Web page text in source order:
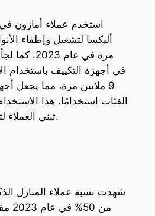
استخدم عملاء أمازون
مرة في عام
في أجهزة التكييف باستخدام
9 ملايين مرة، مما يجعل
الفئات استخدامًا. هذا
تبني العملاء لتقنيات المنازل الذكية.
شهدت نسبة عملاء المنازل